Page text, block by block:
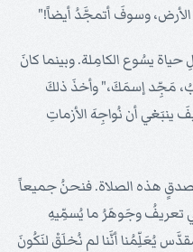
وسوفَ أتمجَّدُ أيضاً!"
يسُوع الكامِلة. وبينما كانَ
مَجِّد إسمَكَ،" وأخذَ ذلكَ
ينبَغي أن نُواجِهَ الأزماتِ
بِصدقٍ هذه الصلاة. فنحنُ جميعاً
تعريفُ وجَوهَرُ ما يُسمِّيهِ
يُعَلِّمُنا أنَّنا لم نُخلَقْ لنَكُونَ